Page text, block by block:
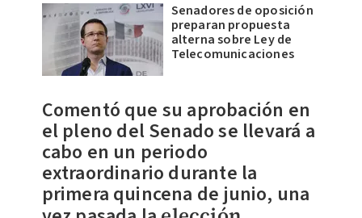
Senadores de oposición
preparan propuesta
alterna sobre Ley de
Telecomunicaciones
Comentó que su aprobación en
el pleno del Senado se llevará a
cabo en un periodo
extraordinario durante la
primera quincena de junio, una